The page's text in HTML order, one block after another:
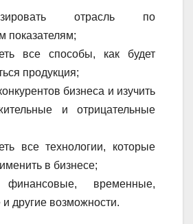
отрасль по
показателям;
все способы, как будет
продукция;
бизнеса и изучить
и отрицательные
все технологии, которые
в бизнесе;
финансовые, временные,
другие возможности.